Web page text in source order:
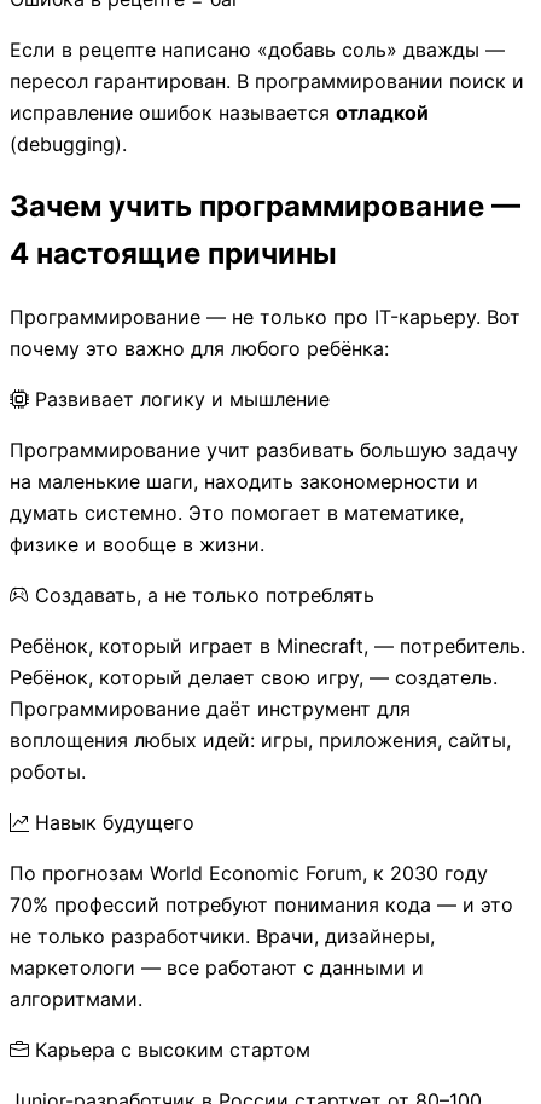
Если в рецепте написано «добавь соль» дважды —
пересол гарантирован. В программировании поиск и
исправление ошибок называется отладкой
(debugging).
Зачем учить программирование —
4 настоящие причины
Программирование — не только про IT-карьеру. Вот
почему это важно для любого ребёнка:
Развивает логику и мышление
Программирование учит разбивать большую задачу
на маленькие шаги, находить закономерности и
думать системно. Это помогает в математике,
физике и вообще в жизни.
Создавать, а не только потреблять
Ребёнок, который играет в Minecraft, — потребитель.
Ребёнок, который делает свою игру, — создатель.
Программирование даёт инструмент для
воплощения любых идей: игры, приложения, сайты,
роботы.
Навык будущего
По прогнозам World Economic Forum, к 2030 году
70% профессий потребуют понимания кода — и это
не только разработчики. Врачи, дизайнеры,
маркетологи — все работают с данными и
алгоритмами.
Карьера с высоким стартом